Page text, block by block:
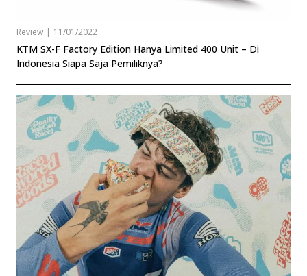
Review | 11/01/2022
KTM SX-F Factory Edition Hanya Limited 400 Unit – Di
Indonesia Siapa Saja Pemiliknya?